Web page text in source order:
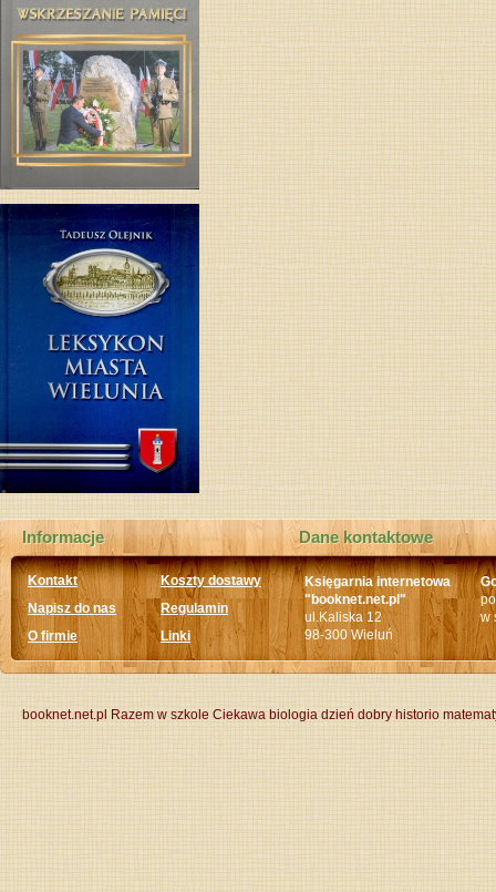
Informacje
Kontakt
Koszty dostawy
Napisz do nas
Regulamin
O firmie
Linki
Dane kontaktowe
Księgarnia internetowa
"booknet.net.pl"
ul.Kaliska 12
98-300 Wieluń
w
booknet.net.pl Razem w szkole Ciekawa biologia dzień dobry historio